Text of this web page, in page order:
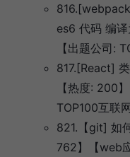
es6 代码 编
【出题公司:
817.[React]
【热度: 200
TOP100互联网
821.【git] 如
762】【web